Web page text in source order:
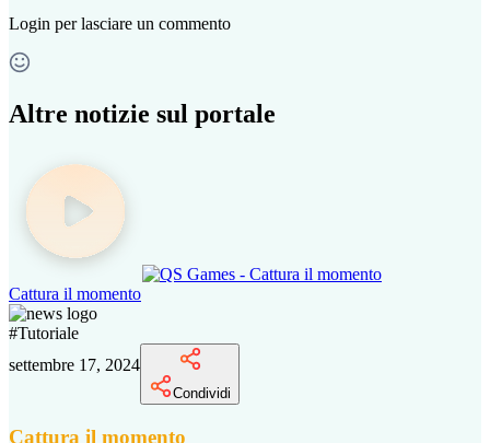
Login per lasciare un commento
Altre notizie sul portale
Cattura il momento
#Tutoriale
settembre 17, 2024
Condividi
Cattura il momento